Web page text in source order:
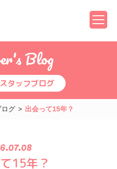
Blog
タッフブログ
ログ 出会って15年？
15年？